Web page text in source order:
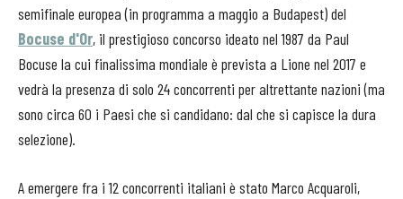
semifinale europea (in programma a maggio a Budapest) del
Bocuse d'Or, il prestigioso concorso ideato nel 1987 da Paul
Bocuse la cui finalissima mondiale è prevista a Lione nel 2017 e
vedrà la presenza di solo 24 concorrenti per altrettante nazioni (ma
sono circa 60 i Paesi che si candidano: dal che si capisce la dura
selezione).
A emergere fra i 12 concorrenti italiani è stato Marco Acquaroli,